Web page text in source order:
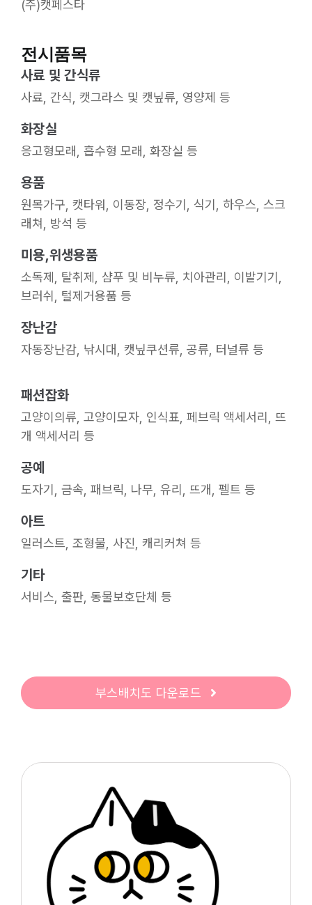
(주)캣페스타
전시품목
사료 및 간식류
사료, 간식, 캣그라스 및 캣닢류, 영양제 등
화장실
응고형모래, 흡수형 모래, 화장실 등
용품
원목가구, 캣타워, 이동장, 정수기, 식기, 하우스, 스크
래쳐, 방석 등
미용,위생용품
소독제, 탈취제, 샴푸 및 비누류, 치아관리, 이발기기,
브러쉬, 털제거용품 등
장난감
자동장난감, 낚시대, 캣닢쿠션류, 공류, 터널류 등
패션잡화
고양이의류, 고양이모자, 인식표, 페브릭 액세서리, 뜨
개 액세서리 등
공예
도자기, 금속, 패브릭, 나무, 유리, 뜨개, 펠트 등
아트
일러스트, 조형물, 사진, 캐리커쳐 등
기타
서비스, 출판, 동물보호단체 등
부스배치도 다운로드